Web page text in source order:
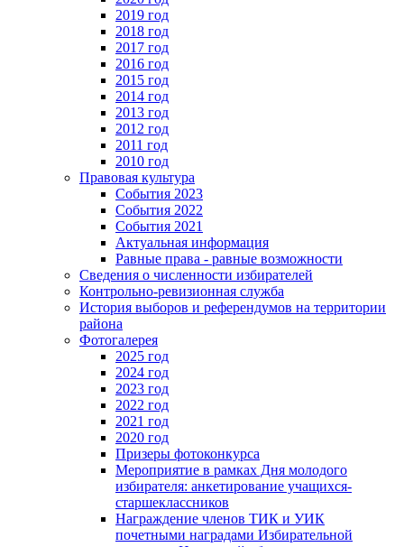
2019 год
2018 год
2017 год
2016 год
2015 год
2014 год
2013 год
2012 год
2011 год
2010 год
Правовая культура
События 2023
События 2022
События 2021
Актуальная информация
Равные права - равные возможности
Сведения о численности избирателей
Контрольно-ревизионная служба
История выборов и референдумов на территории
района
Фотогалерея
2025 год
2024 год
2023 год
2022 год
2021 год
2020 год
Призеры фотоконкурса
Мероприятие в рамках Дня молодого
избирателя: анкетирование учащихся-
старшеклассников
Награждение членов ТИК и УИК
почетными наградами Избирательной